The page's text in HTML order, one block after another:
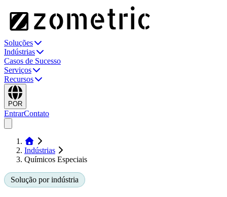
Soluções
Indústrias
Casos de Sucesso
Serviços
Recursos
POR
EntrarContato
Indústrias
Químicos Especiais
Solução por indústria